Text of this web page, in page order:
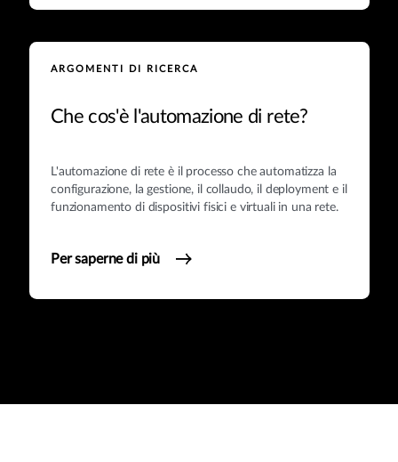
ARGOMENTI DI RICERCA
Che cos'è l'automazione di rete?
L'automazione di rete è il processo che automatizza la
configurazione, la gestione, il collaudo, il deployment e il
funzionamento di dispositivi fisici e virtuali in una rete.
Per saperne di più